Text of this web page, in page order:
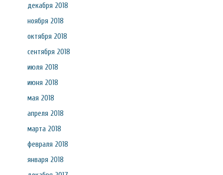
декабря 2018
ноября 2018
октября 2018
сентября 2018
июля 2018
июня 2018
мая 2018
апреля 2018
марта 2018
февраля 2018
января 2018